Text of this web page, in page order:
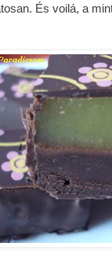
És voilá, a